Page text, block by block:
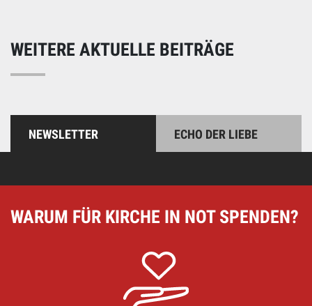
WEITERE AKTUELLE BEITRÄGE
NEWSLETTER ECHO DER LIEBE
WARUM FÜR KIRCHE IN NOT SPENDEN?